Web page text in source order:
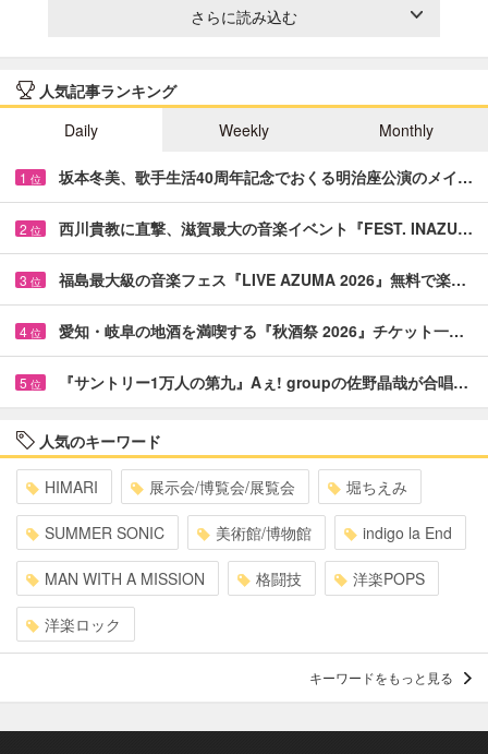
さらに読み込む
人気記事ランキング
Daily
Weekly Monthly
1 位 坂本冬美、歌手生活40周年記念でおくる明治座公演のメイ…
2 位 西川貴教に直撃、滋賀最大の音楽イベント『FEST. INAZU…
3 位 福島最大級の音楽フェス『LIVE AZUMA 2026』無料で楽…
4 位 愛知・岐阜の地酒を満喫する『秋酒祭 2026』チケット一…
5 位 『サントリー1万人の第九』Aぇ! groupの佐野晶哉が合唱…
人気のキーワード
HIMARI 展示会/博覧会/展覧会 堀ちえみ
SUMMER SONIC 美術館/博物館 indigo la End
MAN WITH A MISSION 格闘技 洋楽POPS
洋楽ロック
キーワードをもっと見る